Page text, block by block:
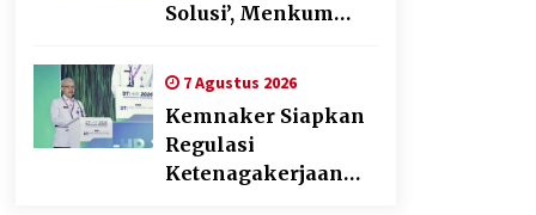
Solusi’, Menkum
Transformasi
Digital
7 Agustus 2026
Kemnaker Siapkan
Regulasi
Ketenagakerjaan